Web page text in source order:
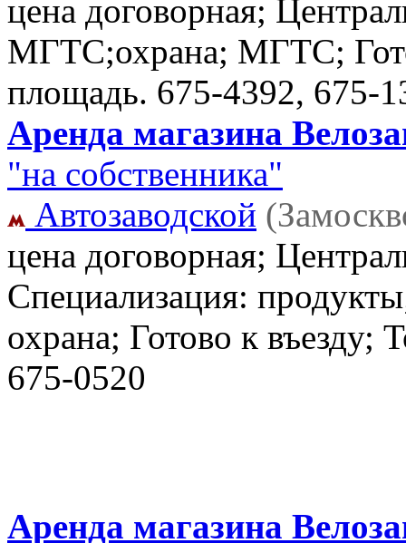
цена договорная;
МГТС;охрана; МГТС;
площадь. 675-4392, 675-
Аренда магазина
"на собственника"
Автозаводской
цена договорная;
Специализация:
охрана; Готово к въезду;
675-0520
Аренда магазина